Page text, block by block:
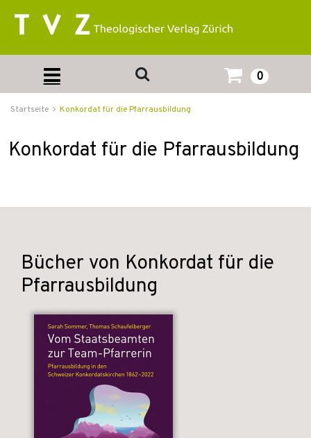
0
Startseite Konkordat für die Pfarrausbildung
Konkordat für die Pfarrausbildung
Bücher von Konkordat für die
Pfarrausbildung